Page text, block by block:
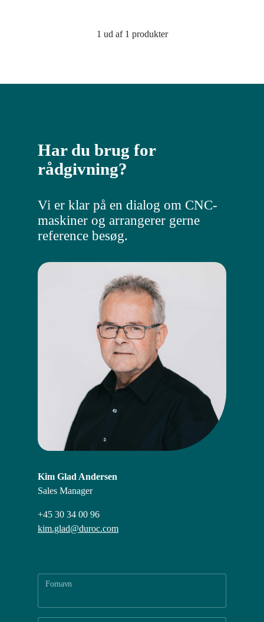
1 ud af 1 produkter
Har du brug for
rådgivning?
Vi er klar på en dialog om CNC-
maskiner og arrangerer gerne
reference besøg.
Kim Glad Andersen
Sales Manager
+45 30 34 00 96
kim.glad@duroc.com
Fornavn